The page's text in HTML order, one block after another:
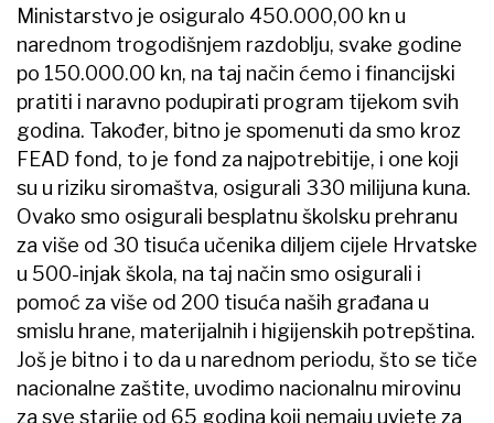
Ministarstvo je osiguralo 450.000,00 kn u
narednom trogodišnjem razdoblju, svake godine
po 150.000.00 kn, na taj način ćemo i financijski
pratiti i naravno podupirati program tijekom svih
godina. Također, bitno je spomenuti da smo kroz
FEAD fond, to je fond za najpotrebitije, i one koji
su u riziku siromaštva, osigurali 330 milijuna kuna.
Ovako smo osigurali besplatnu školsku prehranu
za više od 30 tisuća učenika diljem cijele Hrvatske
u 500-injak škola, na taj način smo osigurali i
pomoć za više od 200 tisuća naših građana u
smislu hrane, materijalnih i higijenskih potrepština.
Još je bitno i to da u narednom periodu, što se tiče
nacionalne zaštite, uvodimo nacionalnu mirovinu
za sve starije od 65 godina koji nemaju uvjete za